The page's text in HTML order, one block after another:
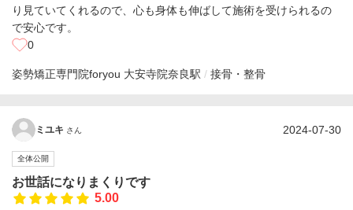
り見ていてくれるので、心も身体も伸ばして施術を受けられるの
で安心です。
0
姿勢矯正専門院foryou 大安寺院奈良駅 接骨・整骨
ミユキ さん 2024-07-30
全体公開
お世話になりまくりです
5.00